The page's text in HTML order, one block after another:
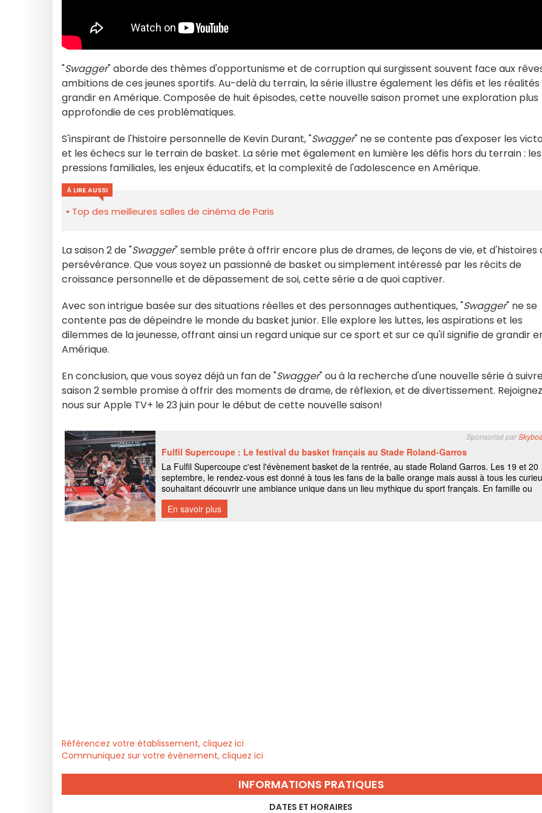
"Swagger" aborde des thèmes d'opportunisme et de corruption qui surgissent souvent face aux
ambitions de ces jeunes sportifs. Au-delà du terrain, la série illustre également les défis et les réalités
grandir en Amérique. Composée de huit épisodes, cette nouvelle saison promet une exploration plus
approfondie de ces problématiques.
S'inspirant de l'histoire personnelle de Kevin Durant, "Swagger" ne se contente pas d'exposer les
et les échecs sur le terrain de basket. La série met également en lumière les défis hors du terrain : les
pressions familiales, les enjeux éducatifs, et la complexité de l'adolescence en Amérique.
À LIRE AUSSI
Top des meilleures salles de cinéma de Paris
La saison 2 de "Swagger" semble prête à offrir encore plus de drames, de leçons de vie, et d'histoires
persévérance. Que vous soyez un passionné de basket ou simplement intéressé par les récits de
croissance personnelle et de dépassement de soi, cette série a de quoi captiver.
Avec son intrigue basée sur des situations réelles et des personnages authentiques, "Swagger" ne se
contente pas de dépeindre le monde du basket junior. Elle explore les luttes, les aspirations et les
dilemmes de la jeunesse, offrant ainsi un regard unique sur ce sport et sur ce qu'il signifie de grandir
Amérique.
En conclusion, que vous soyez déjà un fan de "Swagger" ou à la recherche d'une nouvelle série à
saison 2 semble promise à offrir des moments de drame, de réflexion, et de divertissement.
nous sur Apple TV+ le 23 juin pour le début de cette nouvelle saison!
Référencez votre établissement, cliquez ici
Communiquez sur votre évènement, cliquez ici
INFORMATIONS PRATIQUES
DATES ET HORAIRES